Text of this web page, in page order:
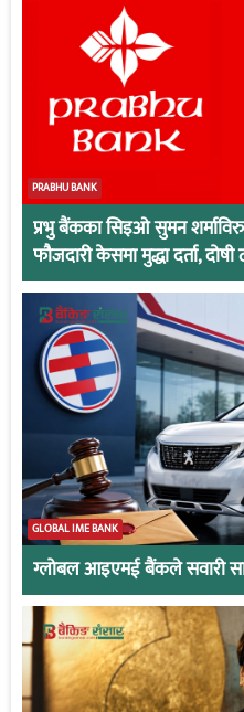
PRABHU BANK
प्रभु बैंकका सिइओ सुमन
फौजदारी केसमा मुद्धा दर्ता,
GLOBAL IME BANK
ग्लोबल आइएमई बैंकले सवारी